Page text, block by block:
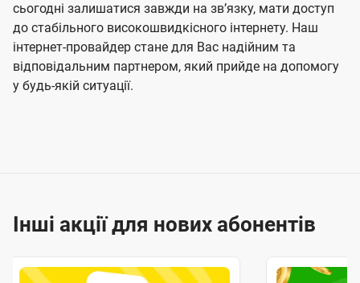
сьогодні залишатися завжди на звʼязку, мати доступ
до стабільного високошвидкісного інтернету. Наш
інтернет-провайдер стане для Вас надійним та
відповідальним партнером, який прийде на допомогу
у будь-якій ситуації.
Інші акції для нових абонентів